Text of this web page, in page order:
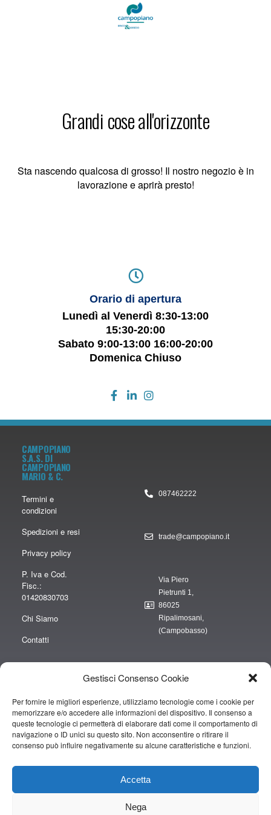
Gestisci Consenso Cookie
Per fornire le migliori esperienze, utilizziamo tecnologie come i cookie per
memorizzare e/o accedere alle informazioni del dispositivo. Il consenso a
queste tecnologie ci permetterà di elaborare dati come il comportamento di
navigazione o ID unici su questo sito. Non acconsentire o ritirare il
consenso può influire negativamente su alcune caratteristiche e funzioni.
Accetta
Nega
Grandi cose all'orizzonte
Sta nascendo qualcosa di grosso! Il nostro negozio è in
lavorazione e aprirà presto!
Orario di apertura
Lunedì al Venerdì 8:30-13:00
15:30-20:00
Sabato 9:00-13:00 16:00-20:00
Domenica Chiuso
CAMPOPIANO
S.A.S. DI
CAMPOPIANO
MARIO & C.
Termini e
condizioni
Spedizioni e resi
Privacy policy
P. Iva e Cod.
Fisc.:
01420830703
Chi Siamo
Contatti
087462222
trade@campopiano.it
Via Piero
Pietrunti 1,
86025
Ripalimosani,
(Campobasso)
“obblighi informativi per le erogazioni pubbliche: gli aiuti di Stato e gli aiuti de
minimis ricevuti dalla nostra impresa sono contenuti nel Registro nazionale
degli aiuti di Stato di cui all’art. 52 della L. 234/2012” e consultabili al seguente
link
https://www.rna.gov.it/RegistroNazionaleTrasparenza/faces/pages/
Copyright © 2019 CAMPOPIANO S.A.S. DI CAMPOPIANO MARIO & C.